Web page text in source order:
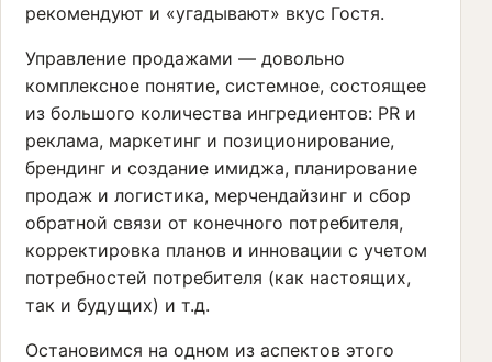
рекомендуют и «угадывают» вкус Гостя.
Управление продажами — довольно
комплексное понятие, системное, состоящее
из большого количества ингредиентов: PR и
реклама, маркетинг и позиционирование,
брендинг и создание имиджа, планирование
продаж и логистика, мерчендайзинг и сбор
обратной связи от конечного потребителя,
корректировка планов и инновации с учетом
потребностей потребителя (как настоящих,
так и будущих) и т.д.
Остановимся на одном из аспектов этого